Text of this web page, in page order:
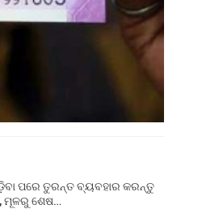
ପରେ ତୁରନ୍ତ ବ୍ୟବହାର କରନ୍ତୁ
ମୂଳରୁ ଶେଷ…